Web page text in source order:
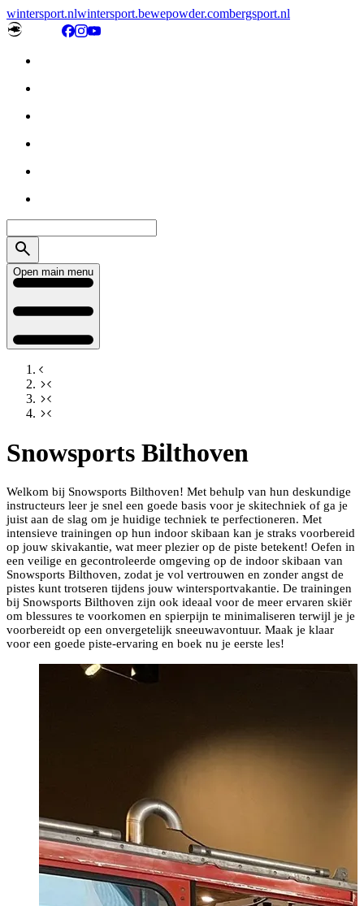
wintersport.nlwintersport.bewepowder.combergsport.nl
Open main menu
Snowsports Bilthoven
Welkom bij Snowsports Bilthoven! Met behulp van hun deskundige
instructeurs leer je snel een goede basis voor je skitechniek of ga je
juist aan de slag om je huidige techniek te perfectioneren. Met
intensieve trainingen op hun indoor skibaan kan je straks voorbereid
op jouw skivakantie, wat meer plezier op de piste betekent! Oefen in
een veilige en gecontroleerde omgeving op de indoor skibaan van
Snowsports Bilthoven, zodat je vol vertrouwen en zonder angst de
pistes kunt trotseren tijdens jouw wintersportvakantie. De trainingen
bij Snowsports Bilthoven zijn ook ideaal voor de meer ervaren skiër
om blessures te voorkomen en spierpijn te minimaliseren terwijl je je
voorbereidt op een onvergetelijk sneeuwavontuur. Maak je klaar
voor een goede piste-ervaring en boek nu je eerste les!